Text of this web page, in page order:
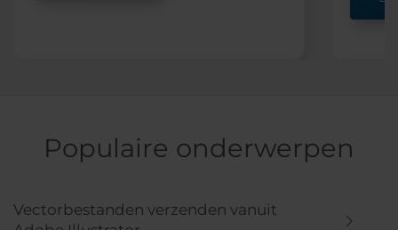
Populaire onderwerpen
Vectorbestanden verzenden vanuit